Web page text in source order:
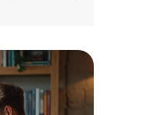
среди
простоте и
и CSS.